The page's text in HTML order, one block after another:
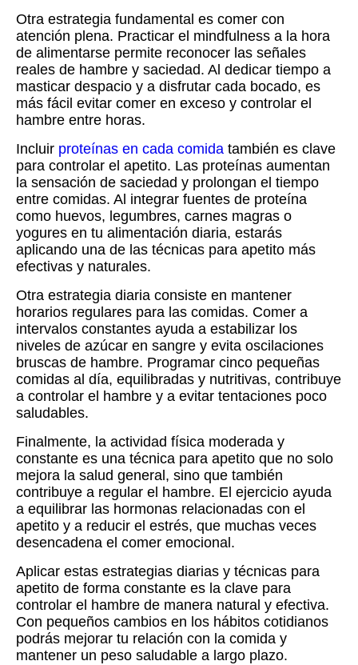
Otra estrategia fundamental es comer con
atención plena. Practicar el mindfulness a la hora
de alimentarse permite reconocer las señales
reales de hambre y saciedad. Al dedicar tiempo a
masticar despacio y a disfrutar cada bocado, es
más fácil evitar comer en exceso y controlar el
hambre entre horas.
Incluir proteínas en cada comida también es clave
para controlar el apetito. Las proteínas aumentan
la sensación de saciedad y prolongan el tiempo
entre comidas. Al integrar fuentes de proteína
como huevos, legumbres, carnes magras o
yogures en tu alimentación diaria, estarás
aplicando una de las técnicas para apetito más
efectivas y naturales.
Otra estrategia diaria consiste en mantener
horarios regulares para las comidas. Comer a
intervalos constantes ayuda a estabilizar los
niveles de azúcar en sangre y evita oscilaciones
bruscas de hambre. Programar cinco pequeñas
comidas al día, equilibradas y nutritivas, contribuye
a controlar el hambre y a evitar tentaciones poco
saludables.
Finalmente, la actividad física moderada y
constante es una técnica para apetito que no solo
mejora la salud general, sino que también
contribuye a regular el hambre. El ejercicio ayuda
a equilibrar las hormonas relacionadas con el
apetito y a reducir el estrés, que muchas veces
desencadena el comer emocional.
Aplicar estas estrategias diarias y técnicas para
apetito de forma constante es la clave para
controlar el hambre de manera natural y efectiva.
Con pequeños cambios en los hábitos cotidianos
podrás mejorar tu relación con la comida y
mantener un peso saludable a largo plazo.